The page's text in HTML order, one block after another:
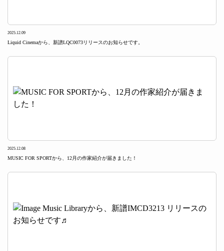
2025.12.09
Liquid Cinemaから、新譜LQC0073リリースのお知らせです。
2025.12.08
MUSIC FOR SPORTから、12月の作家紹介が届きました！